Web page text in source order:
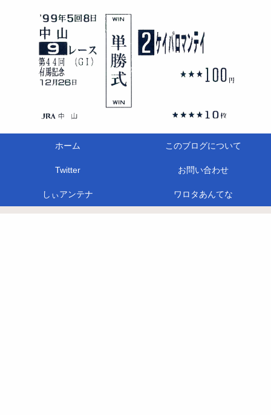
ホーム このブログについて
Twitter お問い合わせ
しぃアンテナ ワロタあんてな